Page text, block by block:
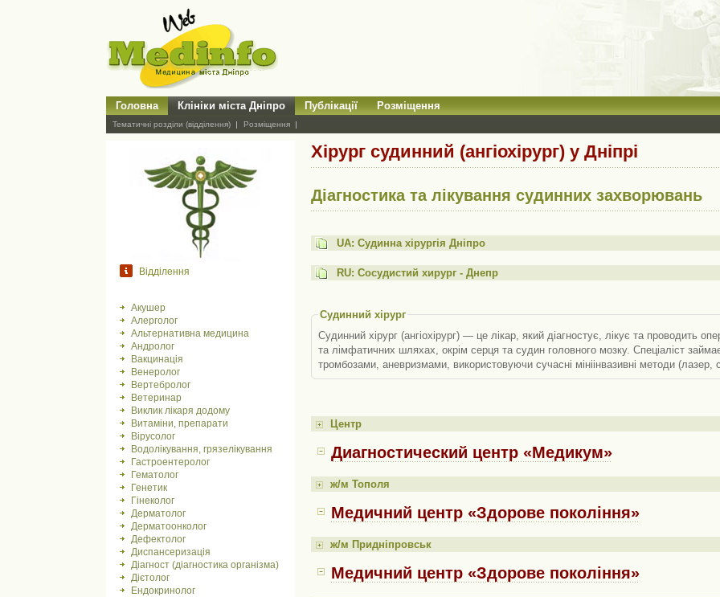
Головна Клініки міста Дніпро Публікації Розміщення
Тематичні розділи (відділення) Розміщення
Відділення
Акушер
Алерголог
Альтернативна медицина
Андролог
Вакцинація
Венеролог
Вертебролог
Ветеринар
Виклик лікаря додому
Витаміни, препарати
Вірусолог
Водолікування, грязелікування
Гастроентеролог
Гематолог
Генетик
Гінеколог
Дерматолог
Дерматоонколог
Дефектолог
Диспансеризація
Діагност (діагностика організма)
Дієтолог
Ендокринолог
Хірург судинний (ангіохірург) у Дніпрі
Діагностика та лікування судинних захворювань
UA: Судинна хірургія Дніпро
RU: Сосудистий хирург - Днепр
Судинний хірург
Судинний хірург (ангіохірург) — це лікар, який діагностує, лікує та проводить
та лімфатичних шляхах, окрім серця та судин головного мозку. Спеціаліст
тромбозами, аневризмами, використовуючи сучасні мініінвазивні методи (лазер,
Центр
Диагностический центр «Медикум»
ж/м Тополя
Медичний центр «Здорове покоління»
ж/м Придніпровськ
Медичний центр «Здорове покоління»